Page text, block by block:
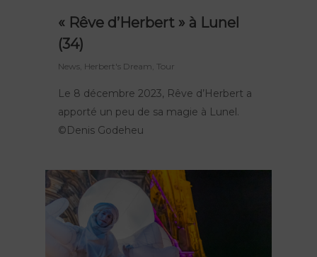
« Rêve d’Herbert » à Lunel
(34)
News Herbert's Dream ,Tour
Le 8 décembre 2023, Rêve d’Herbert a
apporté un peu de sa magie à Lunel.
©Denis Godeheu